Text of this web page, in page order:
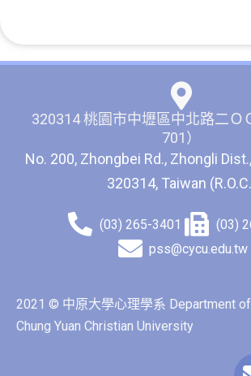
320314 桃園市中壢區中北路二Ｏ
701）
No. 200, Zhongbei Rd., Zhongli
320314, Taiwan
(03) 265-3401
(03)
pss@cycu.edu.tw
2021 © 中原大學心理學系 Department
Chung Yuan Christian University